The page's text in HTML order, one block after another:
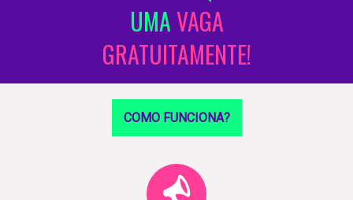
UMAVAGA
GRATUITAMENTE!
COMO FUNCIONA?